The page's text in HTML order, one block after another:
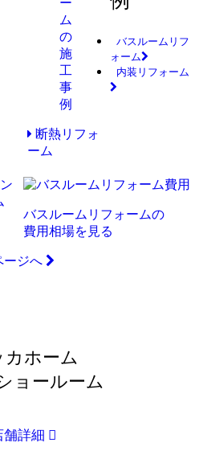
断熱リフォ
ーム
バスルームリフ
ォーム
内装リフォーム
バスルームリフォームの
費用相場を見る
ージへ
カホーム
ョールーム
舗詳細